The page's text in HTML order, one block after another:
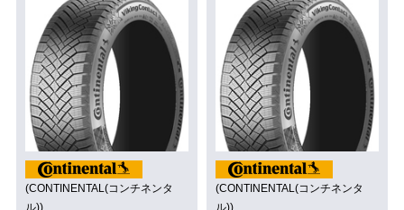
(CONTINENTAL(コンチネンタ
(CONTINENTAL(コンチネンタ